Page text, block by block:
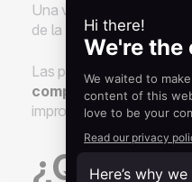
Una vez identificado el
de la persona con la
Las preguntas deben
comprender las
improvisar: preparar un
¿Qué es